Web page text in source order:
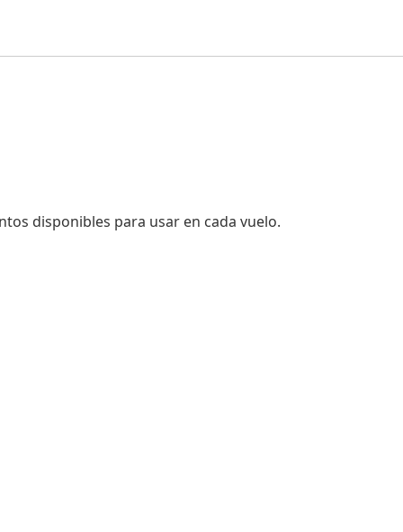
disponibles para usar en cada vuelo.